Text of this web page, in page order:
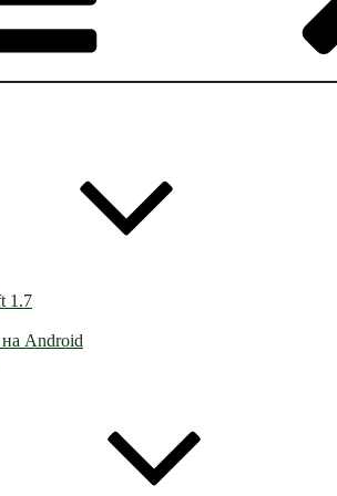
1.7
на Android